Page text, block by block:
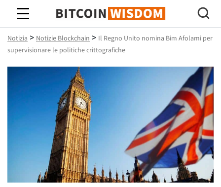
Saggezza Bitcoin
Notizia > Notizie Blockchain > Il Regno Unito nomina Bim Afolami per
supervisionare le politiche crittografiche